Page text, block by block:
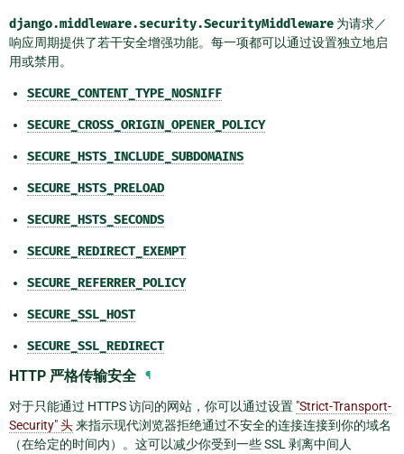
django.middleware.security.SecurityMiddleware 为请求／
响应周期提供了若干安全增强功能。每一项都可以通过设置独立地启
用或禁用。
SECURE_CONTENT_TYPE_NOSNIFF
SECURE_CROSS_ORIGIN_OPENER_POLICY
SECURE_HSTS_INCLUDE_SUBDOMAINS
SECURE_HSTS_PRELOAD
SECURE_HSTS_SECONDS
SECURE_REDIRECT_EXEMPT
SECURE_REFERRER_POLICY
SECURE_SSL_HOST
SECURE_SSL_REDIRECT
HTTP 严格传输安全 ¶
对于只能通过 HTTPS 访问的网站，你可以通过设置 "Strict-Transport-
Security" 头来指示现代浏览器拒绝通过不安全的连接连接到你的域名
（在给定的时间内）。这可以减少你受到一些 SSL 剥离中间人